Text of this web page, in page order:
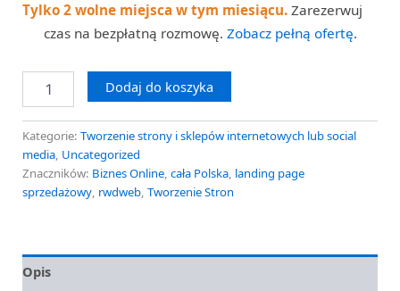
Tylko 2 wolne miejsca w tym miesiącu. Zarezerwuj
czas na bezpłatną rozmowę. Zobacz pełną ofertę.
Dodaj do koszyka
Kategorie: Tworzenie strony i sklepów internetowych lub social
media, Uncategorized
Znaczników: Biznes Online, cała Polska, landing page
sprzedażowy, rwdweb, Tworzenie Stron
Opis